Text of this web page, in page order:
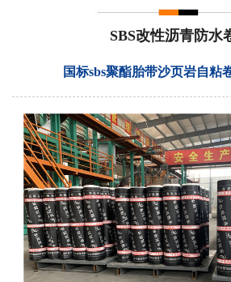
SBS改性沥青防水
国标sbs聚酯胎带沙页岩自粘